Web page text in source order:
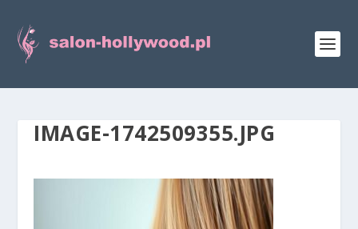
IMAGE-1742509355.JPG